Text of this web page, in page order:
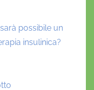
possibile un
insulinica?